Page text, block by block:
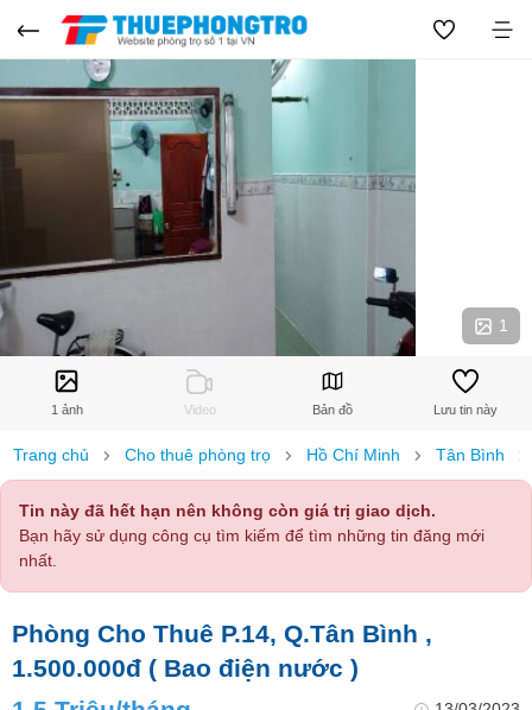
1
1 ảnh Video Bản đồ Lưu tin này
Trang chủ Cho thuê phòng trọ Hồ Chí Minh Tân Bình
Tin này đã hết hạn nên không còn giá trị giao dịch.
Bạn hãy sử dụng công cụ tìm kiếm để tìm những tin đăng mới
nhất.
Phòng Cho Thuê P.14, Q.Tân Bình ,
1.500.000đ ( Bao điện nước )